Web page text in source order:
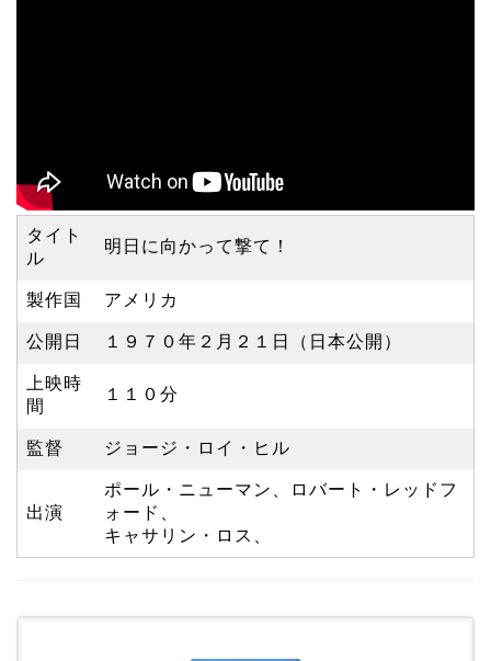
タイト
ル
明日に向かって撃て！
製作国 アメリカ
公開日 １９７０年２月２１日（日本公開）
上映時
間
１１０分
監督 ジョージ・ロイ・ヒル
出演
ポール・ニューマン、ロバート・レッドフ
ォード、
キャサリン・ロス、